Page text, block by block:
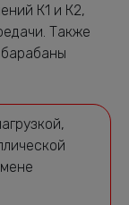
К1 и К2,
Также